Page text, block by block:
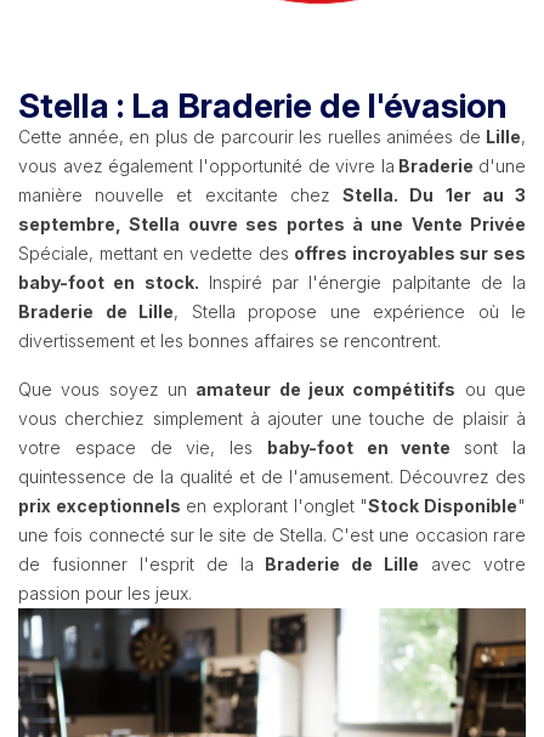
Stella : La Braderie de l'évasion
Cette année, en plus de parcourir les ruelles animées de Lille,
vous avez également l'opportunité de vivre la Braderie d'une
manière nouvelle et excitante chezStella. Du 1er au 3
septembre, Stella ouvre ses portes à une Vente Privée
Spéciale, mettant en vedette des offres incroyables sur ses
baby-foot en stock. Inspiré par l'énergie palpitante de la
Braderie de Lille, Stella propose une expérience où le
divertissement et les bonnes affaires se rencontrent.
Que vous soyez un amateur de jeux compétitifs ou que
vous cherchiez simplement à ajouter une touche de plaisir à
votre espace de vie, les baby-foot en vente sont la
quintessence de la qualité et de l'amusement. Découvrez des
prix exceptionnels en explorant l'onglet "Stock Disponible"
une fois connecté sur le site de Stella. C'est une occasion rare
de fusionner l'esprit de la Braderie de Lille avec votre
passion pour les jeux.